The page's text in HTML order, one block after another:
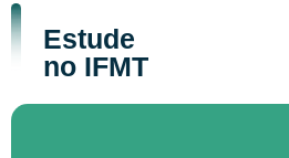
Estude
no IFMT